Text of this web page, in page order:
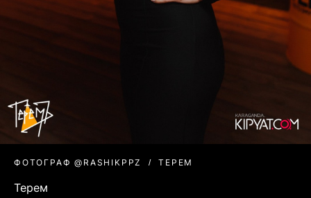
ФОТОГРАФ @RASHIKPPZ ТЕРЕМ
Терем